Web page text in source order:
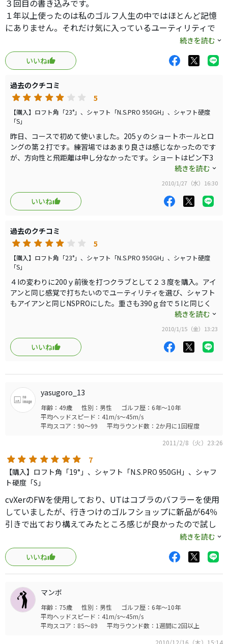
３回目の書き込みです。
１年以上使ったのは私のゴルフ人生の中ではほとんど記憶
にありません。それだけ気に入っているユーティリティで
疲れてくると体が左に突っ込み、右に行きだしたので10ｇ
ほど軽くなるようにＮＳＰＲＯからシャフトを80ｇ台のユ
シャフトの値段自体スティールと変わらないものをオーク
ションで探して、19度と23度共に差し替えました。
テーラーメイドやキャロウエイなどメーカーの宣伝文句に
踊らされ、色々なユーティリティを使いましたが、コブラ
のバフラーかこのクローザーが、構えやすく、ボールもひ
ろい易く、方向性が良く、満足できる飛距離が出ます。
ＦＷはスプーンだけで、アイアンが得意なので、この2本の
ユーティリティは、狭いホールのティーショットや、狭い
随分前に出たクラブなので、今では相当お値打ちに買えま
すので、試打する価値は十分にあります。
続きを読む
いいね
過去のクチコミ
5
【購入】ロフト角「23°」、シャフト「N.S.PRO 950GH」、シャフト硬度
「S」
昨日、コースで初めて使いました。205ｙのショートホールとロ
ングの第２打です。練習場ではあまり良さは感じなかったのです
が、方向性と飛距離は申し分なかったです。ショートはピン下3
ｍにオン、第２打は狙った方向にほぼ真直ぐ200ｙ飛びました。
まだ２回しか使っていないので、新品効果かも分りませんが、安
心して左を怖がらず振りぬきやすい（スチールシャフトで重いこ
ともあるとは思いますが）クラブと思いました。年齢から言って
スチールシャフトは重すぎるのではと思いましたが、390ｇ前後
スのトップラインがスクエアで、アンダーラインががフックにな
っていますので、トップラインに方向を合わせて構えると、フッ
クフェースが嫌いな方も構えやすいと思います。7ｗに換えて、
19度も購入します。
続きを読む
2010/1/27（水）16:30
いいね
過去のクチコミ
5
【購入】ロフト角「23°」、シャフト「N.S.PRO 950GH」、シャフト硬度
「S」
４Iの変わりに200ｙ前後を打つクラブとして２３度を購入。アイ
アンと同じ感覚で打ちたいのでユーティリティを選び、シャフト
もアイアンと同じNSPROにした。重さも390ｇ台で５Iと同じく
らいなので、丁度良い重さである。４Iと違い許容範囲が広いの
で、大きなミスに繋がらないところが良い。今までに使ったもの
では、バーナーレスキュウは左に捕まり過ぎたり、R9レスキュ
ウは、逆に捕まえにくかったりとなかなか自分に合ったものがな
かった中で、バフラーは打ちやすくて引っ掛けが出にくく、非常
好みくらいではないだろうか。
続きを読む
2010/1/15（金）13:23
いいね
yasugoro_13
年齢：49歳 性別：男性
ゴルフ歴：6年～10年
平均ヘッドスピード：41m/s～45m/s
平均スコア：90～99
平均ラウンド数：2か月に1回程度
2011/2/8（火）23:26
7
【購入】ロフト角「19°」、シャフト「N.S.PRO 950GH」、シャフ
ト硬度「S」
cvXerのFWを使用しており、UTはコブラのバフラーを使用
していましたが、行きつけのゴルフショップに新品が64％
引きで出ており構えてみたところ感じが良かったので試し
早速、打ちっ放しに行き試打したところ気持ちよく中弾道
で飛んで行き220ｙ〜230ｙ位の飛距離で気持ちよく、打感
も気持ちいいです。
バフラーではぼやけた感じの打感で、構えてもしっくりこな
かったのですが、非常によいです。
続きを読む
いいね
マンボ
年齢：75歳 性別：男性
ゴルフ歴：6年～10年
平均ヘッドスピード：41m/s～45m/s
平均スコア：85～89
平均ラウンド数：1週間に2回以上
2010/12/16（木）15:14